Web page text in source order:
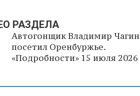
РАЗДЕЛА
Автогонщик Владимир Чагин
посетил Оренбуржье.
«Подробности» 15 июля 2026